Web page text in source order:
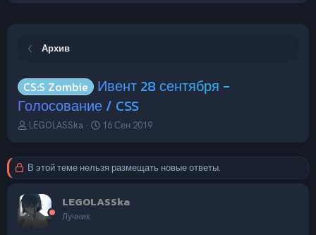
Архив
CS:S Zombie
Ивент 28 сентября -
Голосование / CSS
А
о
е
м
ы
LEGOLASSka
Д
ч
16 Сен 2019
В этой теме нельзя размещать новые ответы.
LEGOLASSka
Лучник